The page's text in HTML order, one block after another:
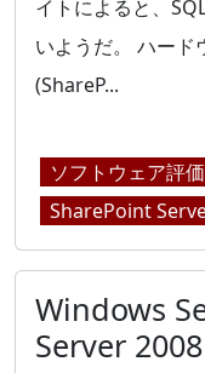
イトによると、
いようだ。 ハード
(ShareP...
ソフトウェア評価
SharePoint
Windows
Server